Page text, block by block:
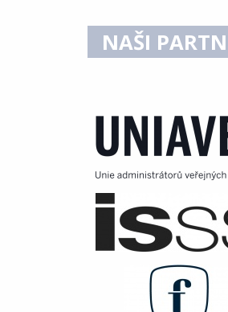
NAŠI